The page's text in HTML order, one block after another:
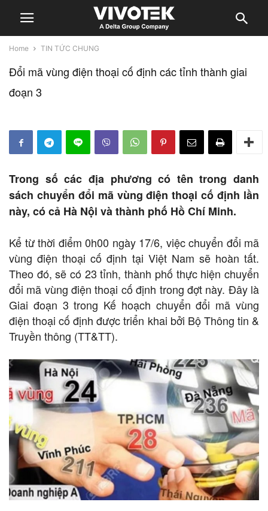
Home TIN TỨC CHUNG
Đổi mã vùng điện thoại cố định các tỉnh thành giai
đoạn 3
Trong số các địa phương có tên trong danh
sách chuyển đổi mã vùng điện thoại cố định lần
này, có cả Hà Nội và thành phố Hồ Chí Minh.
Kể từ thời điểm 0h00 ngày 17/6, việc chuyển đổi mã
vùng điện thoại cố định tại Việt Nam sẽ hoàn tất.
Theo đó, sẽ có 23 tỉnh, thành phố thực hiện chuyển
đổi mã vùng điện thoại cố định trong đợt này. Đây là
Giai đoạn 3 trong Kế hoạch chuyển đổi mã vùng
điện thoại cố định được triển khai bởi Bộ Thông tin &
Truyền thông (TT&TT).